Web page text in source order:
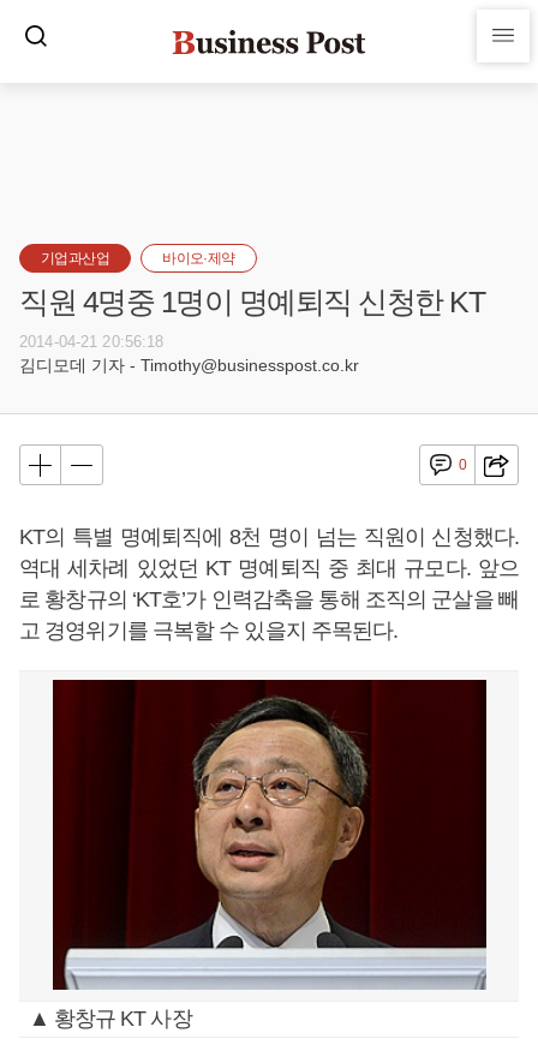
기업과산업 바이오·제약
직원 4명중 1명이 명예퇴직 신청한 KT
2014-04-21 20:56:18
김디모데 기자 - Timothy@businesspost.co.kr
0
KT의 특별 명예퇴직에 8천 명이 넘는 직원이 신청했다.
역대 세차례 있었던 KT 명예퇴직 중 최대 규모다. 앞으
로 황창규의 ‘KT호’가 인력감축을 통해 조직의 군살을 빼
고 경영위기를 극복할 수 있을지 주목된다.
▲ 황창규 KT 사장